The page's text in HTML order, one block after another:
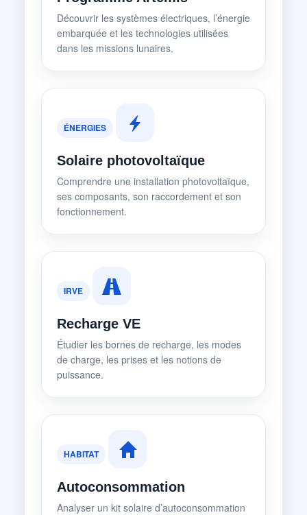
Découvrir les systèmes électriques, l’énergie
embarquée et les technologies utilisées
dans les missions lunaires.
ÉNERGIES
Solaire photovoltaïque
Comprendre une installation photovoltaïque,
ses composants, son raccordement et son
fonctionnement.
IRVE
Recharge VE
Étudier les bornes de recharge, les modes
de charge, les prises et les notions de
puissance.
HABITAT
Autoconsommation
Analyser un kit solaire d’autoconsommation